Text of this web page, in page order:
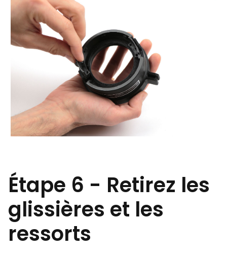
Étape 6 - Retirez les
glissières et les
ressorts